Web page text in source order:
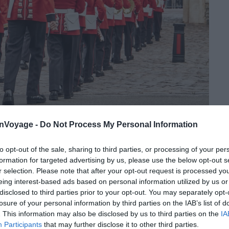
- Do Not Process My Personal Information
opt-out of the sale, sharing to third parties, or processing of your
for targeted advertising by us, please use the below opt-out
selection. Please note that after your opt-out request is processed
interest-based ads based on personal information utilized by us
to third parties prior to your opt-out. You may separately
of your personal information by third parties on the IAB’s list of
This information may also be disclosed by us to third parties on the
Participants that may further disclose it to other third parties.
de soldats : l’ancienne garde, qui quitte son poste,
soldats appartiennent à la Household Division, des
les tuniques rouges et les bonnets en poils
fanfare accompagne le défilé et joue la majeure
séquences de silence protocolaire.La cérémonie